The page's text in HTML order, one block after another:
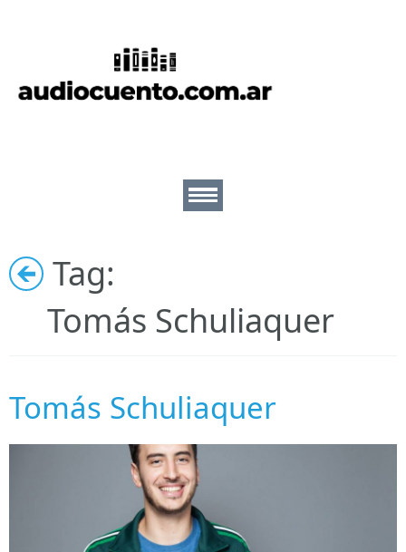
Ilustradores
Tag:
Tomás Schuliaquer
Tomás Schuliaquer